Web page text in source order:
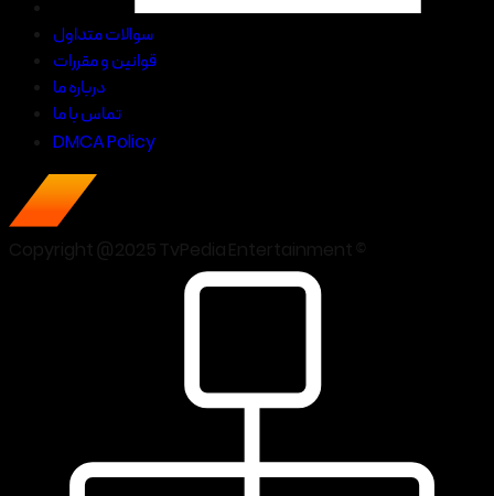
سوالات متداول
قوانین و مقررات
درباره ما
تماس با ما
DMCA Policy